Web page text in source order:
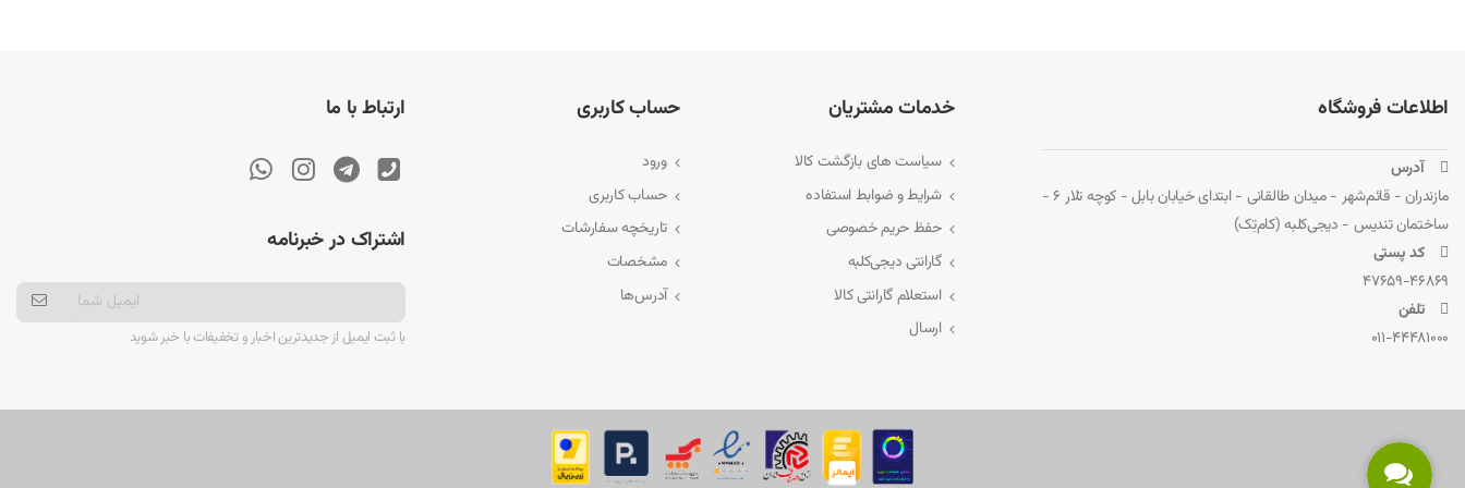
MSI GX680
MSI GX780DX
MSI GX780DXR
MSI WT70
Medion Erazer X6813
اطلاعات فروشگاه
 آدرس
مازندران - قائم‌شهر - میدان طالقانی - ابتدای خیابان بابل - کوچه تلار 6 -
ساختمان تندیس - دیجی‌کلبه (کام‌تِک)
 کد پستی
47659-46869
 تلفن
011-44481000
خدمات مشتریان
سیاست های بازگشت کالا
شرایط و ضوابط استفاده
حفظ حریم خصوصی
گارانتی دیجی‌کلبه
استعلام گارانتی کالا
ارسال
حساب کاربری
ورود
حساب کاربری
تاریخچه سفارشات
مشخصات
آدرس‌ها
ارتباط با ما
اشتراک در خبرنامه
با ثبت ایمیل از جدیدترین اخبار و تخفیفات با خبر شوید